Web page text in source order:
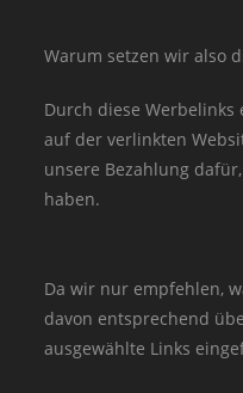
Warum setzen wir also
Durch diese
auf der verlinkten
unsere Bezahlung
haben.
Da wir nur empfehlen,
davon entsprechend
ausgewählte Links